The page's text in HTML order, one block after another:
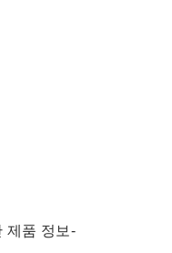
제품 정보-